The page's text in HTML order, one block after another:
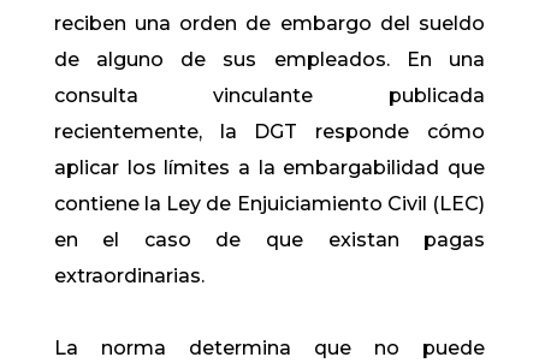
reciben una orden de embargo del sueldo
de alguno de sus empleados. En una
consulta vinculante publicada
recientemente, la DGT responde cómo
aplicar los límites a la embargabilidad que
contiene la Ley de Enjuiciamiento Civil (LEC)
en el caso de que existan pagas
extraordinarias.
La norma determina que no puede